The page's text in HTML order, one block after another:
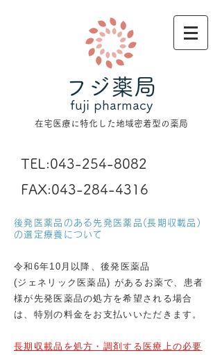
フジ薬局
fuji pharmacy
在宅医療に特化した地域密着型の薬局
TEL:043-254-8082
FAX:043-284-4316
後発医薬品のある先発医薬品(長期収載品)
の選定療養について
​令和6年10月以降、後発医薬品
(ジェネリック医薬品) があるお薬で、患者
様が先発医薬品の処方を希望される場合
は、特別の料金をお支払いいただきます。​
長期収載品を処方・調剤する医療上の必要